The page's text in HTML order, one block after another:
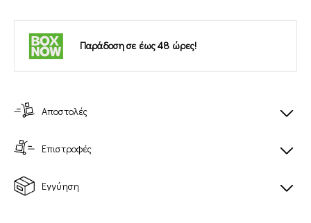
Παράδοση σε έως 48 ώρες!
Αποστολές
Επιστροφές
Εγγύηση